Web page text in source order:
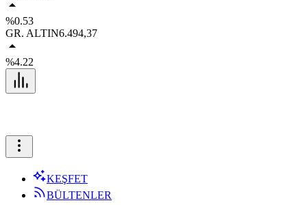
%0.53
GR. ALTIN6.494,37
%4.22
KEŞFET
BÜLTENLER